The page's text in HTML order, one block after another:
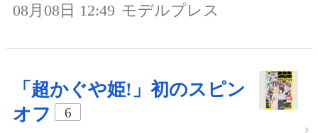
08月08日 12:49 モデルプレス
「超かぐや姫!」初のスピン
オフ
6